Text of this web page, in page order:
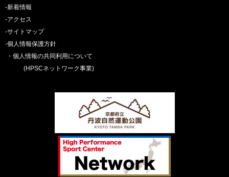
-新着情報
-アクセス
-サイトマップ
-個人情報保護方針
・個人情報の共同利用について
(HPSCネットワーク事業)